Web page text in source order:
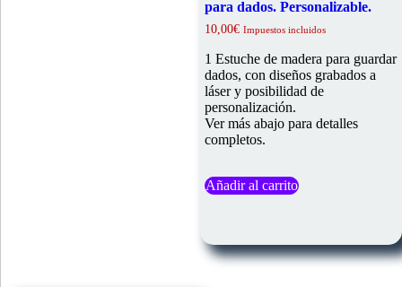
para dados. Personalizable.
10,00€ Impuestos incluidos
1 Estuche de madera para guardar
dados, con diseños grabados a
láser y posibilidad de
personalización.
Ver más abajo para detalles
completos.
Añadir al carrito